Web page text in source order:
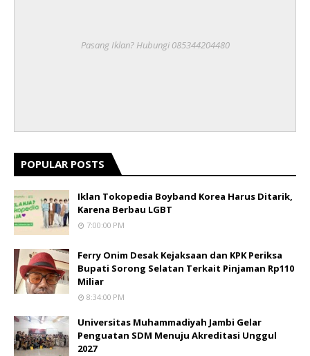
Pasang Iklan? Hubungi 085344204480
POPULAR POSTS
Iklan Tokopedia Boyband Korea Harus Ditarik,
Karena Berbau LGBT
7:00:00 PM
Ferry Onim Desak Kejaksaan dan KPK Periksa
Bupati Sorong Selatan Terkait Pinjaman Rp110
Miliar
8:34:00 PM
Universitas Muhammadiyah Jambi Gelar
Penguatan SDM Menuju Akreditasi Unggul
2027